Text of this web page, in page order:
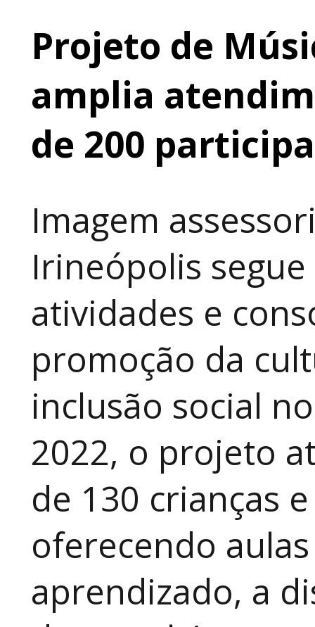
Projeto de
amplia
de 200
Imagem
Irineópolis
atividades e
promoção da
inclusão social
2022, o projeto
de 130 crianças
oferecendo
aprendizado, a